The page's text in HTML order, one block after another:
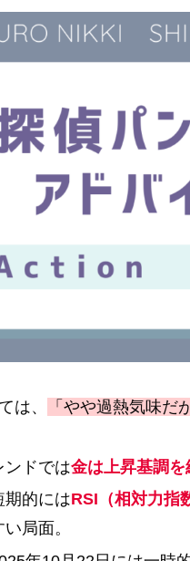
は、 「やや過熱気味だ
ンドでは金は上昇基調を
期的にはRSI（相対力指
局面。